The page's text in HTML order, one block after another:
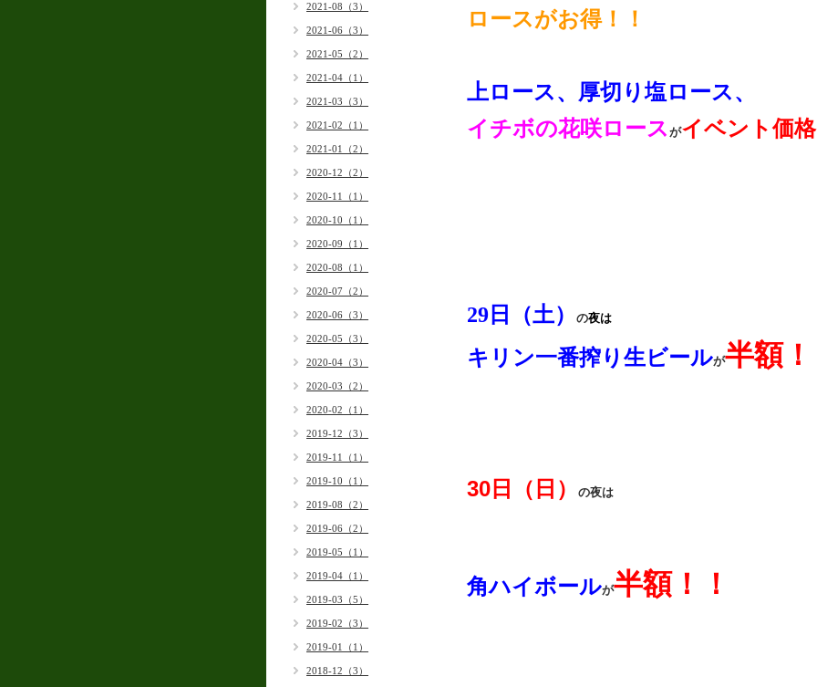
ロースがお得！！
上ロース、厚切り塩ロース、
イチボの花咲ロース がイベント価
29日（土） の夜は
キリン一番搾り生ビールが半額
30日（日） の夜は
角ハイボールが半額！！
2021-08（3）
2021-06（3）
2021-05（2）
2021-04（1）
2021-03（3）
2021-02（1）
2021-01（2）
2020-12（2）
2020-11（1）
2020-10（1）
2020-09（1）
2020-08（1）
2020-07（2）
2020-06（3）
2020-05（3）
2020-04（3）
2020-03（2）
2020-02（1）
2019-12（3）
2019-11（1）
2019-10（1）
2019-08（2）
2019-06（2）
2019-05（1）
2019-04（1）
2019-03（5）
2019-02（3）
2019-01（1）
2018-12（3）